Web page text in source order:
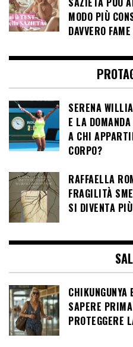
MODO PIÙ
DAVVERO
SERENA
E LA
A CHI
CORPO?
RAFFAELLA
FRAGILITÀ
SI DIVENTA
CHIKUNGUNYA
SAPERE
PROTEGGERE